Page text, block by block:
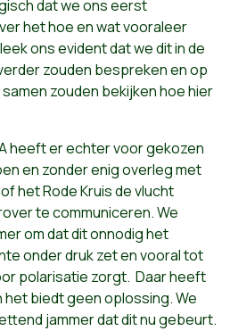
dat we ons eerst
het hoe en wat vooraleer
ons evident dat we dit in de
zouden bespreken en op
zouden bekijken hoe hier
heeft er echter voor gekozen
en zonder enig overleg met
het Rode Kruis de vlucht
te communiceren. We
om dat dit onnodig het
onder druk zet en vooral tot
polarisatie zorgt. Daar heeft
het biedt geen oplossing. We
jammer dat dit nu gebeurt.